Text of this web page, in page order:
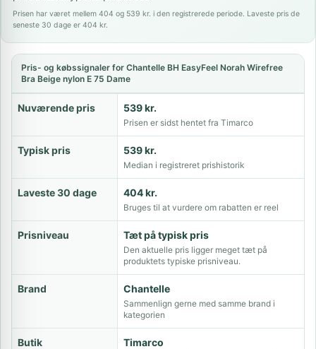
Prisen har været mellem 404 og 539 kr. i den registrerede periode. Laveste pris de
seneste 30 dage er 404 kr.
Pris- og købssignaler for Chantelle BH EasyFeel Norah Wirefree
Bra Beige nylon E 75 Dame
Nuværende pris 539 kr.
Prisen er sidst hentet fra Timarco
Typisk pris 539 kr.
Median i registreret prishistorik
Laveste 30 dage 404 kr.
Bruges til at vurdere om rabatten er reel
Prisniveau Tæt på typisk pris
Den aktuelle pris ligger meget tæt på
produktets typiske prisniveau.
Brand Chantelle
Sammenlign gerne med samme brand i
kategorien
Butik Timarco